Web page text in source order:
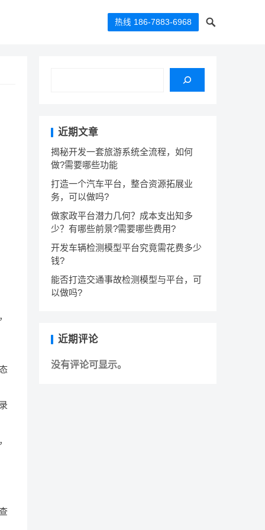
热线 186-7883-6968
近期文章
揭秘开发一套旅游系统全流程，如何
做?需要哪些功能
打造一个汽车平台，整合资源拓展业
务，可以做吗?
做家政平台潜力几何？成本支出知多
少？有哪些前景?需要哪些费用?
开发车辆检测模型平台究竟需花费多少
钱?
能否打造交通事故检测模型与平台，可
以做吗?
近期评论
没有评论可显示。